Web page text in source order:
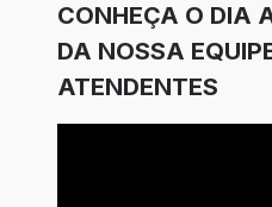
CONHEÇA O DIA
DA NOSSA
ATENDENTES